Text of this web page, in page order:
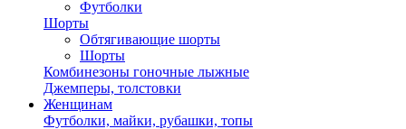
Футболки
Шорты
Обтягивающие шорты
Шорты
Комбинезоны гоночные лыжные
Джемперы, толстовки
Женщинам
Футболки, майки, рубашки, топы